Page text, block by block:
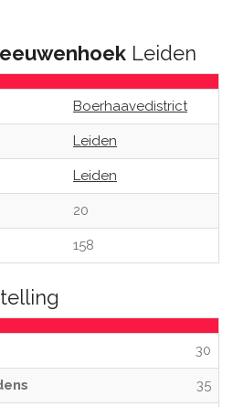
Leiden
Boerhaavedistrict
Leiden
Leiden
20
158
30
35